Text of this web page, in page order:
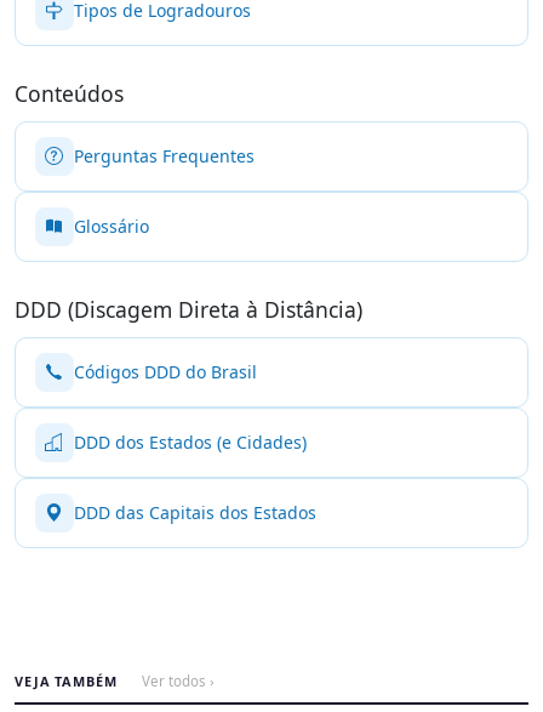
Tipos de Logradouros
Conteúdos
Perguntas Frequentes
Glossário
DDD (Discagem Direta à Distância)
Códigos DDD do Brasil
DDD dos Estados (e Cidades)
DDD das Capitais dos Estados
VEJA TAMBÉM Ver todos ›